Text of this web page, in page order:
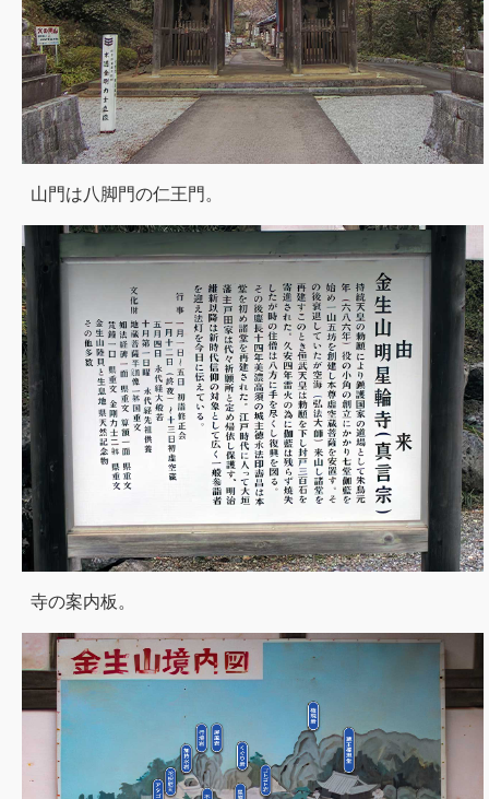
山門は八脚門の仁王門。
寺の案内板。